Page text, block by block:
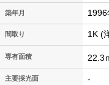
築年月 1996
間取り 1K (
専有面積 22.3
主要採光面 -